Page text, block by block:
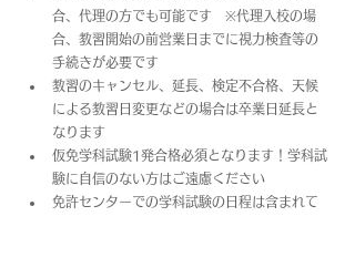
合、代理の方でも可能です　※代理入校の場
合、教習開始の前営業日までに視力検査等の
手続きが必要です
教習のキャンセル、延長、検定不合格、天候
による教習日変更などの場合は卒業日​延長と
なります
仮免学科試験1発合格必須となります！学科試
験に自信のない方はご遠慮ください
免許センターでの学科試験の日程は含まれて